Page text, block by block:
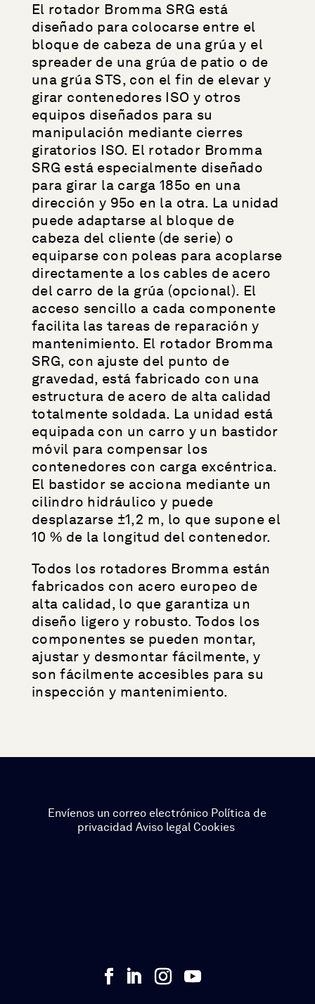
El rotador Bromma SRG está
diseñado para colocarse entre el
bloque de cabeza de una grúa y el
spreader de una grúa de patio o de
una grúa STS, con el fin de elevar y
girar contenedores ISO y otros
equipos diseñados para su
manipulación mediante cierres
giratorios ISO. El rotador Bromma
SRG está especialmente diseñado
para girar la carga 185o en una
dirección y 95o en la otra. La unidad
puede adaptarse al bloque de
cabeza del cliente (de serie) o
equiparse con poleas para acoplarse
directamente a los cables de acero
del carro de la grúa (opcional). El
acceso sencillo a cada componente
facilita las tareas de reparación y
mantenimiento. El rotador Bromma
SRG, con ajuste del punto de
gravedad, está fabricado con una
estructura de acero de alta calidad
totalmente soldada. La unidad está
equipada con un carro y un bastidor
móvil para compensar los
contenedores con carga excéntrica.
El bastidor se acciona mediante un
cilindro hidráulico y puede
desplazarse ±1,2 m, lo que supone el
10 % de la longitud del contenedor.
Todos los rotadores Bromma están
fabricados con acero europeo de
alta calidad, lo que garantiza un
diseño ligero y robusto. Todos los
componentes se pueden montar,
ajustar y desmontar fácilmente, y
son fácilmente accesibles para su
inspección y mantenimiento.
Envíenos un correo electrónico Política de
privacidad Aviso legalCookies